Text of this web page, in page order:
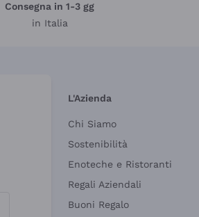
Consegna in 1-3 gg
in Italia
L'Azienda
Chi Siamo
Sostenibilità
Enoteche e Ristoranti
Regali Aziendali
Buoni Regalo